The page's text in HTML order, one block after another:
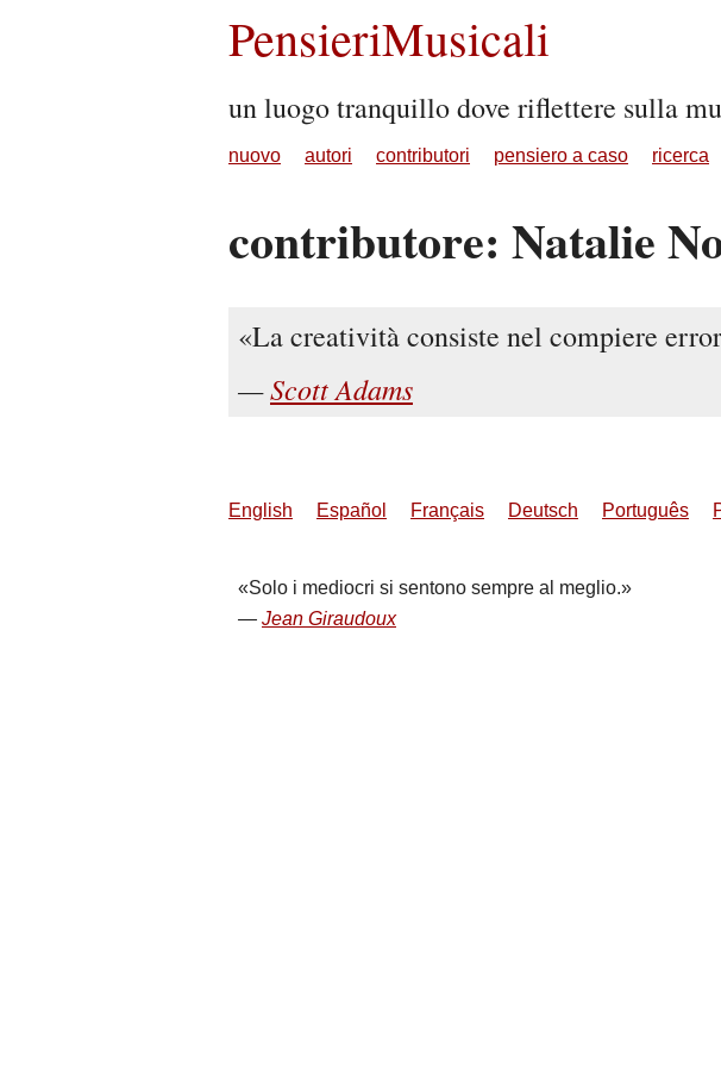
PensieriMusicali
un luogo tranquillo dove riflettere sulla
nuovo autori contributori pensiero a caso ricerca
contributore: Natalie
La creatività consiste nel compiere
Scott Adams
English Español Français Deutsch Português
Solo i mediocri si sentono sempre al meglio.
Jean Giraudoux